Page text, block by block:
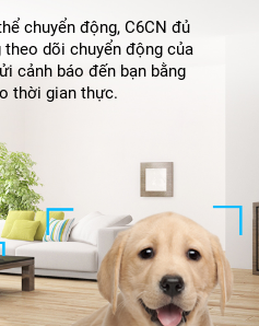
chuyển động, C6CN đủ
dõi chuyển động của
cảnh báo đến bạn bằng
thời gian thực.